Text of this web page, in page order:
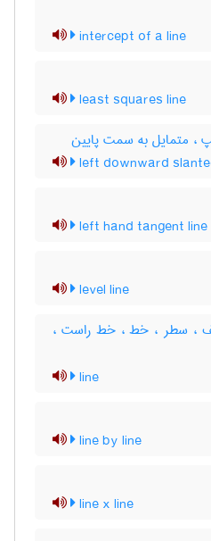
intercept of a line
least squares line
متمایل به سمت پایین
left downward
left hand tangent line
level line
، سطر ، خط ، خط راست ،
line
line by line
line x line